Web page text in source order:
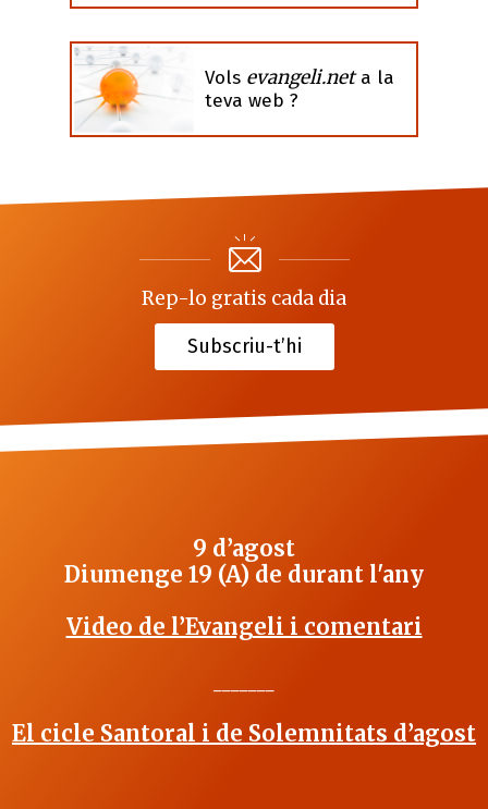
Vols evangeli.neta la
teva web ?
Rep-lo gratis cada dia
Subscriu-t’hi
9 d’agost
Diumenge 19 (A) de durant l'any
Video de l’Evangeli i comentari
El cicle Santoral i de Solemnitats d’agost